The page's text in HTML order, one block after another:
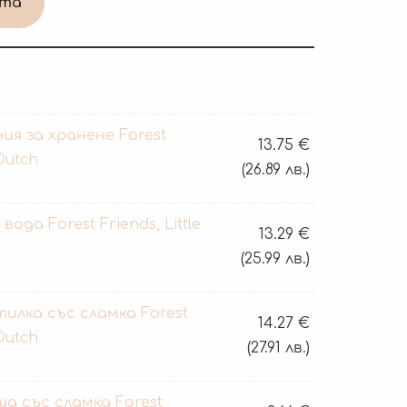
за хранене Forest
13.75 €
(26.89 лв.)
вода Forest Friends, Little
13.29 €
(25.99 лв.)
със сламка Forest
14.27 €
(27.91 лв.)
със сламка Forest